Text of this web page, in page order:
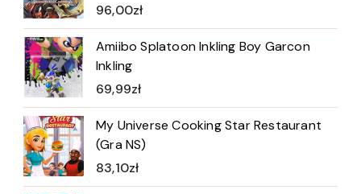
96,00zł
Amiibo Splatoon Inkling Boy Garcon
Inkling
69,99zł
My Universe Cooking Star Restaurant
(Gra NS)
83,10zł